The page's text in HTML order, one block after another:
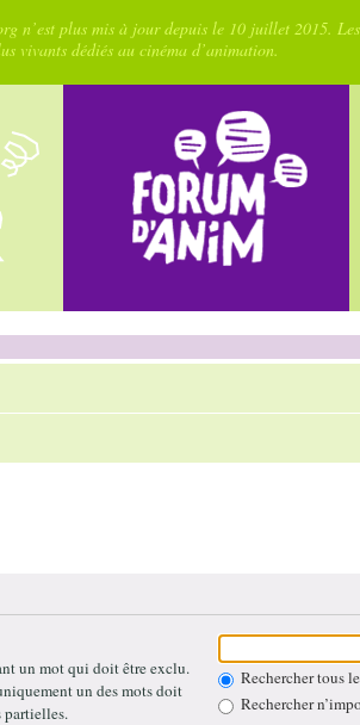
n’est plus mis à jour depuis le 10 juillet 2015.
vivants dédiés au cinéma d’animation.
un mot qui doit être exclu.
un des mots doit
partielles.
Rechercher tous
Rechercher